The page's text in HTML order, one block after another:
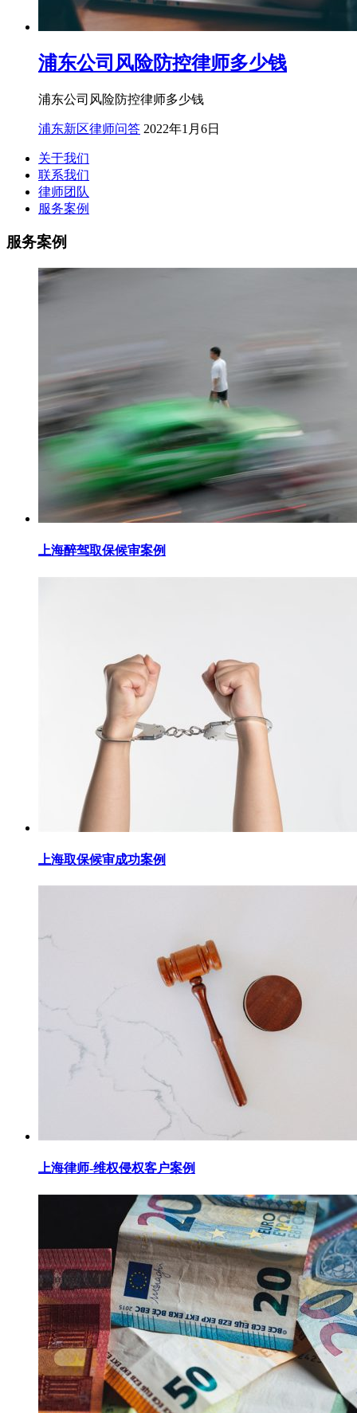
浦东公司风险防控律师多少钱
浦东公司风险防控律师多少钱
浦东新区律师问答 2022年1月6日
关于我们
联系我们
律师团队
服务案例
服务案例
上海醉驾取保候审案例
上海取保候审成功案例
上海律师-维权侵权客户案例